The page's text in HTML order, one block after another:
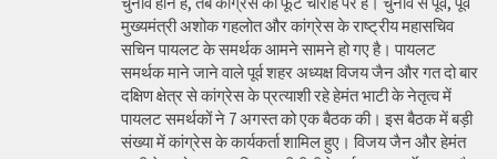
मुख्यमंत्री अशोक गहलोत और कांग्रेस के राष्ट्रीय महासचिव
सचिन पायलट के समर्थक आमने सामने हो गए है। पायलट
समर्थक माने जाने वाले पूर्व शहर अध्यक्ष विजय जैन और गत दो बार
दक्षिण क्षेत्र से कांग्रेस के प्रत्याशी रहे हेमंत भाटी के नेतृत्व में
पायलट समर्थकों ने 7 अगस्त को एक बैठक की। इस बैठक में बड़ी
संख्या में कांग्रेस के कार्यकर्ता शामिल हुए। विजय जैन और हेमंत